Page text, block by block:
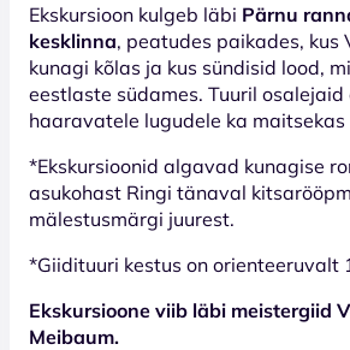
Ekskursioon kulgeb läbi Pärnu
kesklinna, peatudes paikades, kus
kunagi kõlas ja kus sündisid lood,
eestlaste südames. Tuuril
haaravatele lugudele ka maitsekas
*Ekskursioonid algavad kunagise
asukohast Ringi tänaval
mälestusmärgi juurest.
*Giidituuri kestus on orienteeruvalt
Ekskursioone viib läbi meistergiid
Meibaum.